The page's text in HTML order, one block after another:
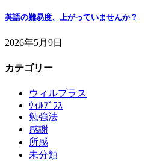
英語の難易度、上がっていませんか？
2026年5月9日
カテゴリー
ウィルプラス
ｳｨﾙﾌﾟﾗｽ
勉強法
感謝
所感
未分類